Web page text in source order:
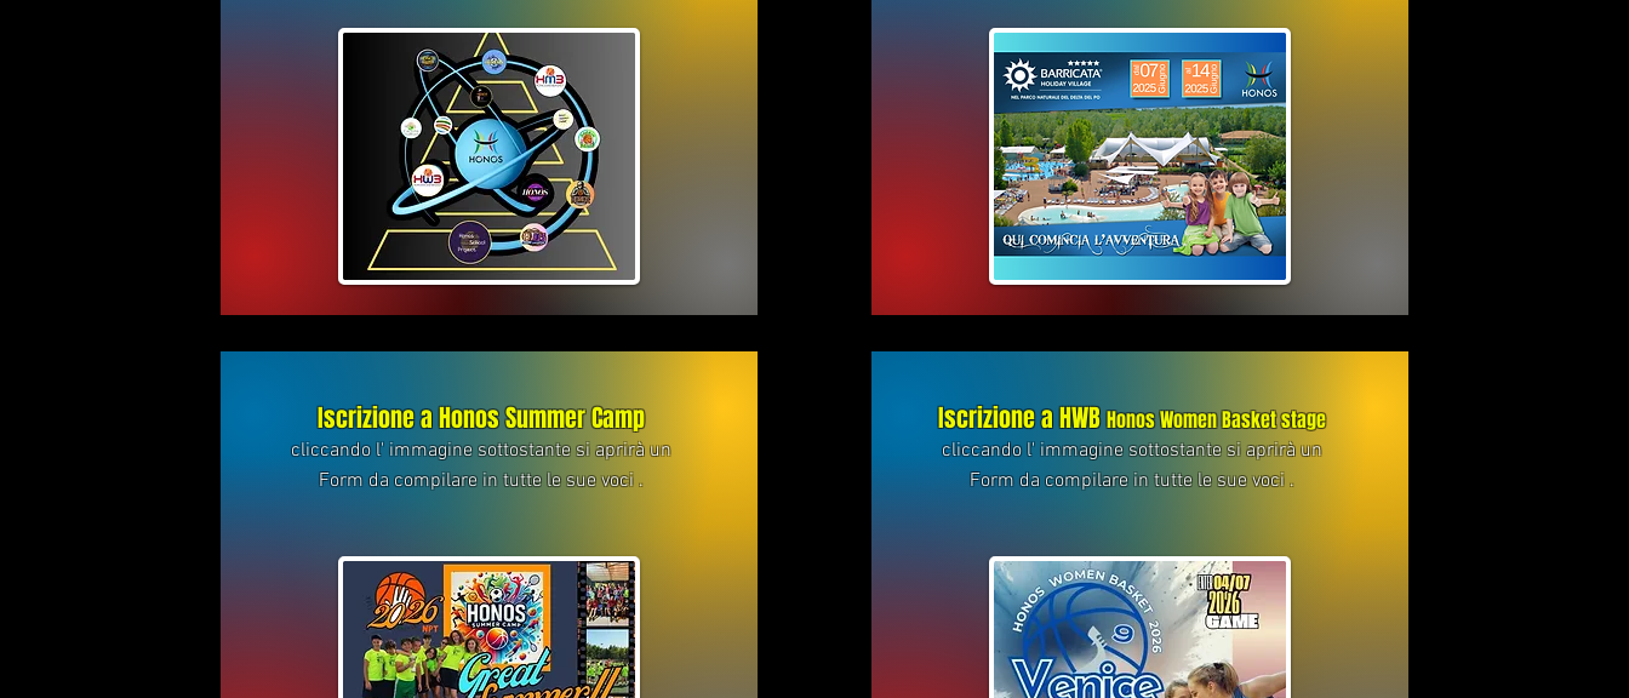
Iscrizione a Honos Summer Camp
cliccando l' immagine sottostante si aprirà un
Form da compilare in tutte le sue voci .
Iscrizione a HWBHonos Women Basket stage
cliccando l' immagine sottostante si aprirà un
Form da compilare in tutte le sue voci .